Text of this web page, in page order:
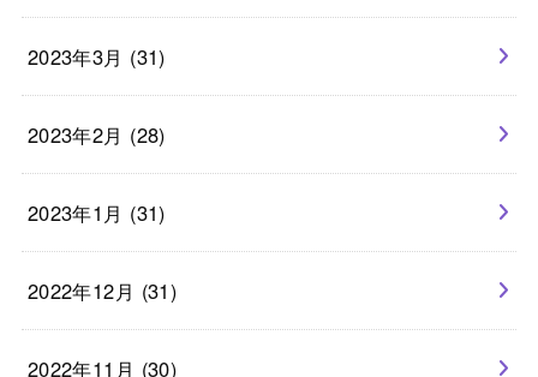
2023年3月 (31)
2023年2月 (28)
2023年1月 (31)
2022年12月 (31)
2022年11月 (30)